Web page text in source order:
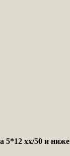
5*12 xx/50 и ниже